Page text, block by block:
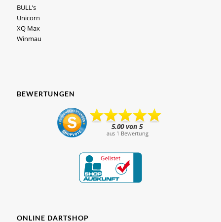
BULL’s
Unicorn
XQ Max
Winmau
BEWERTUNGEN
ONLINE DARTSHOP